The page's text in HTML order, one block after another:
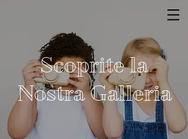
Scoprite la
Nostra Galleria